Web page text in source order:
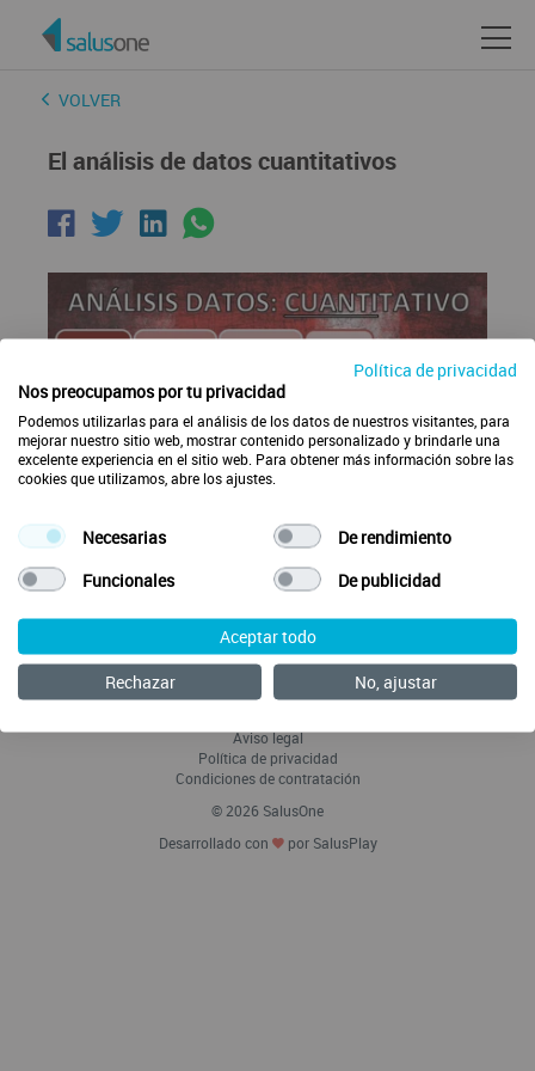
VOLVER
El análisis de datos cuantitativos
Envía tus ideas
Acerca de SalusOne Enfermería
Aviso legal
Política de privacidad
Condiciones de contratación
© 2026 SalusOne
Desarrollado con
por SalusPlay
Política de privacidad
Nos preocupamos por tu privacidad
Podemos utilizarlas para el análisis de los datos de nuestros visitantes, para
mejorar nuestro sitio web, mostrar contenido personalizado y brindarle una
excelente experiencia en el sitio web. Para obtener más información sobre las
cookies que utilizamos, abre los ajustes.
Necesarias
De rendimiento
Funcionales
De publicidad
Aceptar todo
Rechazar
No, ajustar